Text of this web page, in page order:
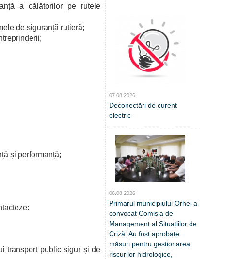
a călătorilor pe rutele
de siguranță rutieră;
și performanță;
transport public sigur și de
07.08.2026
Deconectări de curent
electric
06.08.2026
Primarul municipiului Orhei a
convocat Comisia de
Management al Situațiilor de
Criză. Au fost aprobate
măsuri pentru gestionarea
riscurilor hidrologice,